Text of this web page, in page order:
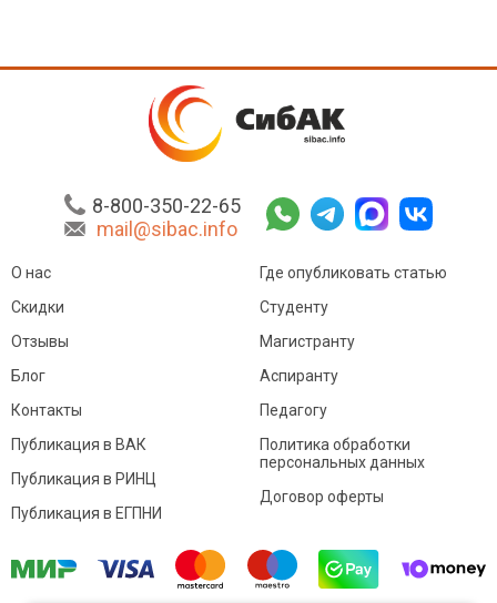
8-800-350-22-65
mail@sibac.info
О нас
Скидки
Отзывы
Блог
Контакты
Где опубликовать статью
Студенту
Магистранту
Аспиранту
Педагогу
Публикация в ВАК
Публикация в РИНЦ
Публикация в ЕГПНИ
Политика обработки
персональных данных
Договор оферты